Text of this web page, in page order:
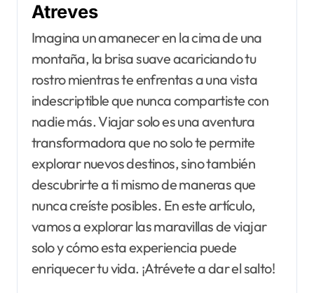
Atreves
Imagina un amanecer en la cima de una
montaña, la brisa suave acariciando tu
rostro mientras te enfrentas a una vista
indescriptible que nunca compartiste con
nadie más. Viajar solo es una aventura
transformadora que no solo te permite
explorar nuevos destinos, sino también
descubrirte a ti mismo de maneras que
nunca creíste posibles. En este artículo,
vamos a explorar las maravillas de viajar
solo y cómo esta experiencia puede
enriquecer tu vida. ¡Atrévete a dar el salto!